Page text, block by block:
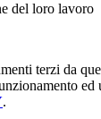
del loro lavoro
terzi da
.